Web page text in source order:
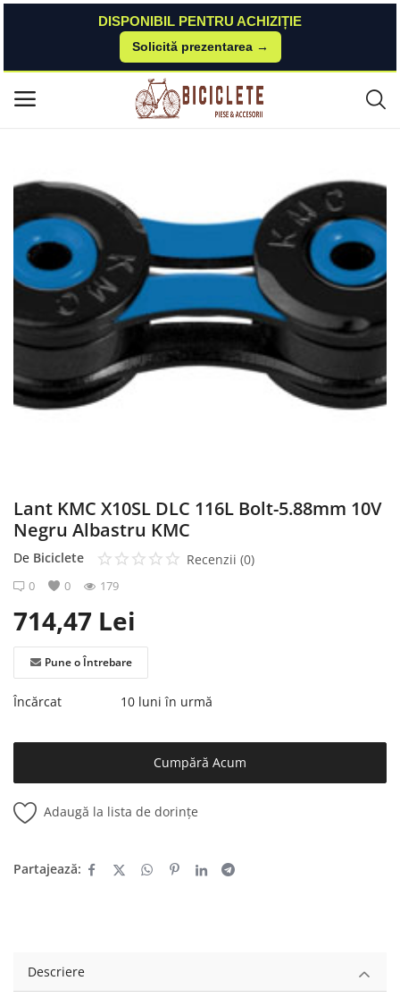
DISPONIBIL PENTRU ACHIZIȚIE
Solicită prezentarea →
Meniu principal
Listă de dorințe
Contact
Blog
Înregistrare
Transmisie & Accesorii
Lant KMC X10SL DLC 116L Bolt-5.88mm 10V Negru Albastru KMC
Lant KMC X10SL DLC 116L Bolt-5.88mm 10V
Negru Albastru KMC
De Biciclete Recenzii (0)
0 0 179
714,47 Lei
Pune o Întrebare
Încărcat 10 luni în urmă
Cumpără Acum
Adaugă la lista de dorințe
Partajează:
Descriere